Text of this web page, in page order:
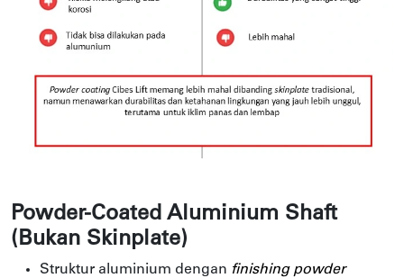
Powder-Coated Aluminium Shaft
(Bukan Skinplate)
Struktur aluminium dengan finishing powder